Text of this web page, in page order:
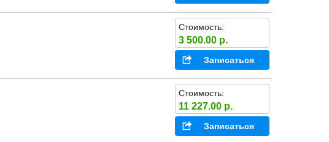
Стоимость:
3 500.00 р.
Записаться
Стоимость:
11 227.00 р.
Записаться